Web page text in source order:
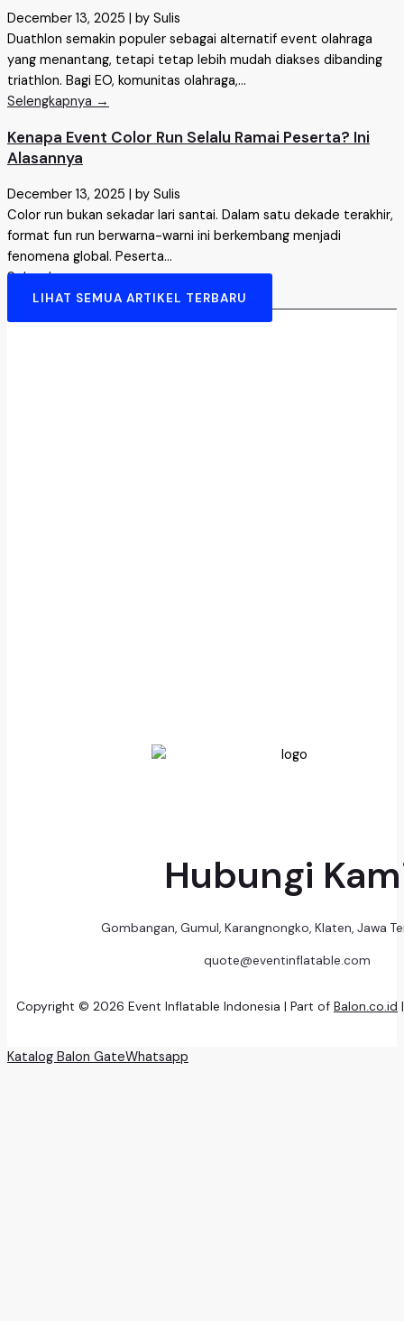
December 13, 2025
by Sulis
Duathlon semakin populer sebagai alternatif event olahraga
yang menantang, tetapi tetap lebih mudah diakses dibanding
triathlon. Bagi EO, komunitas olahraga,...
Selengkapnya →
Kenapa Event Color Run Selalu Ramai Peserta? Ini
Alasannya
December 13, 2025
by Sulis
Color run bukan sekadar lari santai. Dalam satu dekade terakhir,
format fun run berwarna-warni ini berkembang menjadi
fenomena global. Peserta...
Selengkapnya →
LIHAT SEMUA ARTIKEL TERBARU
Hubungi
Gombangan, Gumul, Karangnongko, Klaten, Jawa
quote@eventinflatable.com
Copyright © 2026 Event Inflatable Indonesia | Part of Balon.co.id
Katalog Balon GateWhatsapp